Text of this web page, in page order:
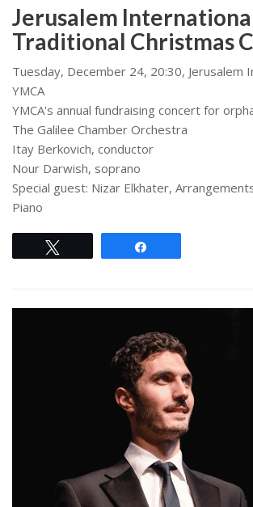
Jerusalem
Traditional Christmas
Tuesday, December 24, 20:30, Jerusalem
YMCA
YMCA's annual fundraising concert for
The Galilee Chamber Orchestra
Itay Berkovich, conductor
Nour Darwish, soprano
Special guest: Nizar Elkhater,
Piano